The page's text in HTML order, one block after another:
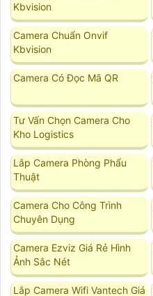
Kbvision
Camera Chuẩn Onvif
Kbvision
Camera Có Đọc Mã QR
Tư Vấn Chọn Camera Cho
Kho Logistics
Lắp Camera Phòng Phẩu
Thuật
Camera Cho Công Trình
Chuyên Dụng
Camera Ezviz Giá Rẻ Hình
Ảnh Sắc Nét
Lắp Camera Wifi Vantech Giá